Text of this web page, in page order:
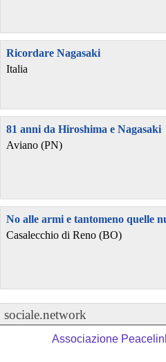
Ricordare Nagasaki
Italia
81 anni da Hiroshima e Nagasaki
Aviano (PN)
No alle armi e tantomeno quelle
Casalecchio di Reno (BO)
sociale.network
Associazione